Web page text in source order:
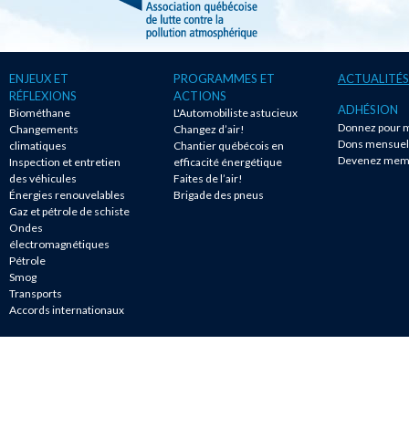
ENJEUX ET
RÉFLEXIONS
Biométhane
Changements
climatiques
Inspection et entretien
des véhicules
Énergies renouvelables
Gaz et pétrole de schiste
Ondes
électromagnétiques
Pétrole
Smog
Transports
Accords internationaux
PROGRAMMES ET
ACTIONS
L'Automobiliste astucieux
Changez d’air!
Chantier québécois en
efficacité énergétique
Faites de l’air!
Brigade des pneus
ACTUALITÉS
ADHÉSION
Donnez pour
Dons
Devenez